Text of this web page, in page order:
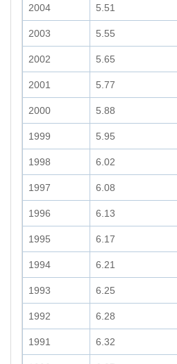
2004 5.51
2003 5.55
2002 5.65
2001 5.77
2000 5.88
1999 5.95
1998 6.02
1997 6.08
1996 6.13
1995 6.17
1994 6.21
1993 6.25
1992 6.28
1991 6.32